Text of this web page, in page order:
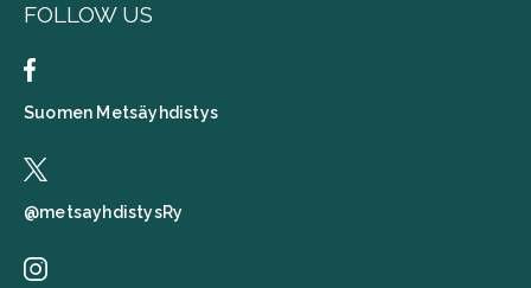
FOLLOW US
Suomen Metsäyhdistys
@metsayhdistysRy